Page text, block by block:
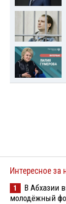
Интересное за
1
В Абхазии
молодёжный